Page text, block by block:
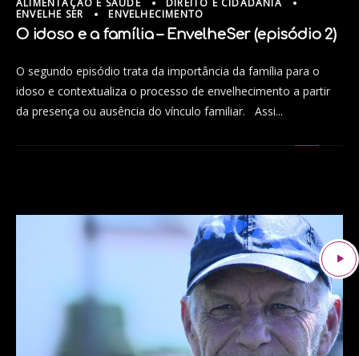
ALIMENTAÇÃO E SAÚDE
DIREITO E CIDADANIA
ENVELHE SER
ENVELHECIMENTO
O idoso e a família – EnvelheSer (episódio 2)
O segundo episódio trata da importância da família para o
idoso e contextualiza o processo de envelhecimento a partir
da presença ou ausência do vínculo familiar. Assi...